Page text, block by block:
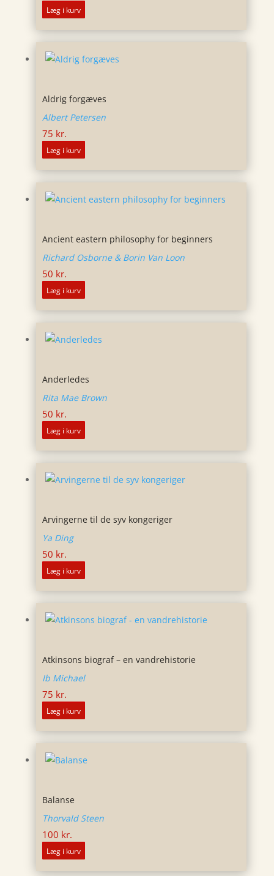
Læg i kurv
Aldrig forgæves
Albert Petersen
75 kr.
Læg i kurv
Ancient eastern philosophy for beginners
Richard Osborne & Borin Van Loon
50 kr.
Læg i kurv
Anderledes
Rita Mae Brown
50 kr.
Læg i kurv
Arvingerne til de syv kongeriger
Ya Ding
50 kr.
Læg i kurv
Atkinsons biograf – en vandrehistorie
Ib Michael
75 kr.
Læg i kurv
Balanse
Thorvald Steen
100 kr.
Læg i kurv